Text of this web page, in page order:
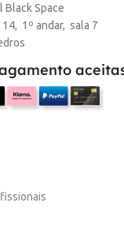
Black Space
1º andar, sala 7